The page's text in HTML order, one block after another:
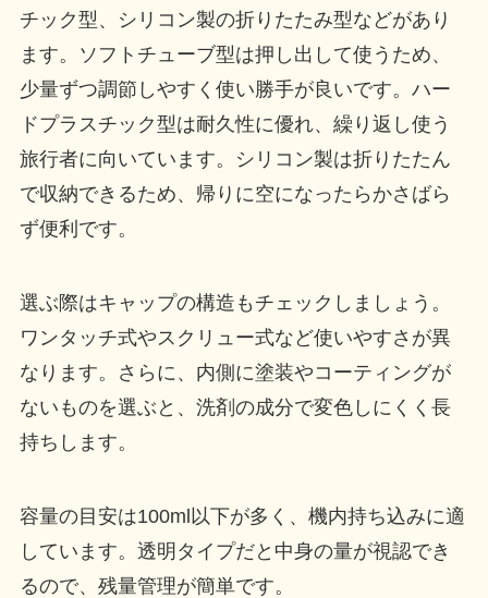
チック型、シリコン製の折りたたみ型などがあり
ます。ソフトチューブ型は押し出して使うため、
少量ずつ調節しやすく使い勝手が良いです。ハー
ドプラスチック型は耐久性に優れ、繰り返し使う
旅行者に向いています。シリコン製は折りたたん
で収納できるため、帰りに空になったらかさばら
ず便利です。
選ぶ際はキャップの構造もチェックしましょう。
ワンタッチ式やスクリュー式など使いやすさが異
なります。さらに、内側に塗装やコーティングが
ないものを選ぶと、洗剤の成分で変色しにくく長
持ちします。
容量の目安は100ml以下が多く、機内持ち込みに適
しています。透明タイプだと中身の量が視認でき
るので、残量管理が簡単です。